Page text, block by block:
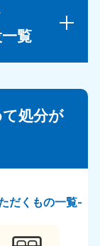
覧
処分が
だくもの一覧